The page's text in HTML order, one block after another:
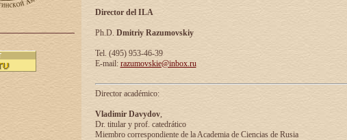
Director del ILA
Ph.D. Dmitriy Razumovskiy
Tel. (495) 953-46-39
E-mail: razumovskie@inbox.ru
Director académico:
Vladimir Davydov,
Dr. titular y prof. catedrático
Miembro correspondiente de la Academia de Ciencias de Rusia